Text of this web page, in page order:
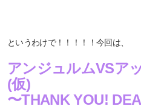
というわけで！！！！！今回は、
アンジュルムVSア
(仮)
〜THANK YOU!